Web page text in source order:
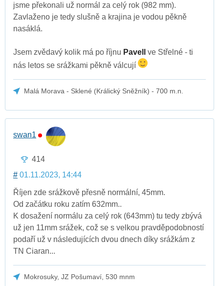
jsme překonali už normál za celý rok (982 mm).
Zavlaženo je tedy slušně a krajina je vodou pěkně
nasáklá.
Jsem zvědavý kolik má po říjnu Pavell
ve Střelné - ti
nás letos se srážkami pěkně válcují
Malá Morava - Sklené (Králický Sněžník) - 700 m.n.
swan1
414
# 01.11.2023, 14:44
Říjen zde srážkově přesně normální, 45mm.
Od začátku roku zatím 632mm..
K dosažení normálu za celý rok (643mm) tu tedy zbývá
už jen 11mm srážek, což se s velkou pravděpodobností
podaří už v následujících dvou dnech díky srážkám z
TN Ciaran...
Mokrosuky, JZ Pošumaví, 530 mnm